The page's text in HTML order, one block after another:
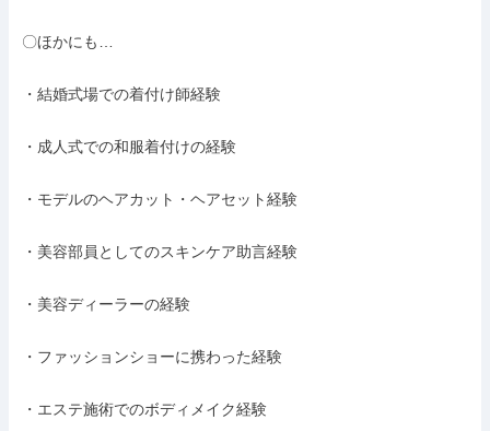
〇ほかにも…
・結婚式場での着付け師経験
・成人式での和服着付けの経験
・モデルのヘアカット・ヘアセット経験
・美容部員としてのスキンケア助言経験
・美容ディーラーの経験
・ファッションショーに携わった経験
・エステ施術でのボディメイク経験